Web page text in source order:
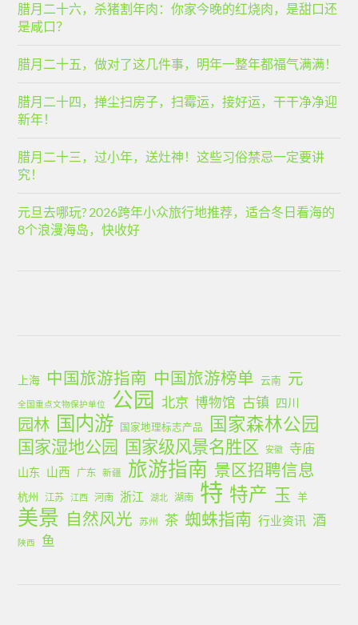
腊月二十六，杀猪割年肉：你家今晚的红烧肉，是甜口还
是咸口？
腊月二十五，做对了这几件事，明年一整年都福气满满！
腊月二十四，掸尘扫房子，扫霉运，接好运，干干净净迎
新年！
腊月二十三，过小年，送灶神！这些习俗禁忌一定要讲
究！
元旦去哪玩? 2026跨年小众旅行地推荐，适合冬日看海的
8个浪漫海岛，快收好
上海 中国旅游指南 中国旅游榜单 云南 元
全国重点文物保护单位 公园 北京 博物馆 古镇 四川
园林 国内游 国家地理标志产品 国家森林公园
国家湿地公园 国家级风景名胜区 安徽 寺庙
山东 山西 广东 新疆 旅游指南 景区招聘信息
杭州 江苏 江西 河南 浙江 湖北 湖南 特 特产 玉 羊
美景 自然风光 苏州 茶 蜘蛛指南 行业资讯 酒
陕西 鱼